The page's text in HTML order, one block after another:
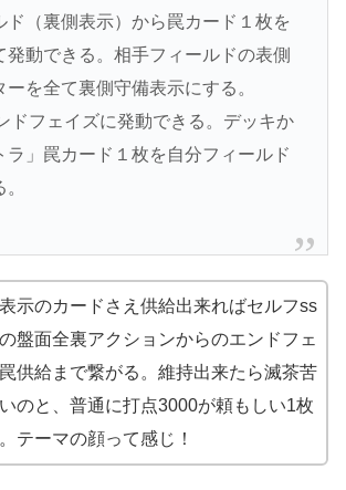
ド（裏側表示）から罠カード１枚を
発動できる。相手フィールドの表側
を全て裏側守備表示にする。
ドフェイズに発動できる。デッキか
ラ」罠カード１枚を自分フィールド
示のカードさえ供給出来ればセルフss
盤面全裏アクションからのエンドフェ
供給まで繋がる。維持出来たら滅茶苦
のと、普通に打点3000が頼もしい1枚
テーマの顔って感じ！